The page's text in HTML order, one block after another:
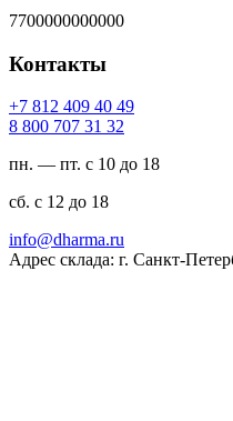
7700000000000
Контакты
94 04 904 218 7+
23 13 707 008 8
пн. — пт. с 10 до 18
сб. с 12 до 18
ur.amrahd@ofni
Адрес склада: г. Санкт-